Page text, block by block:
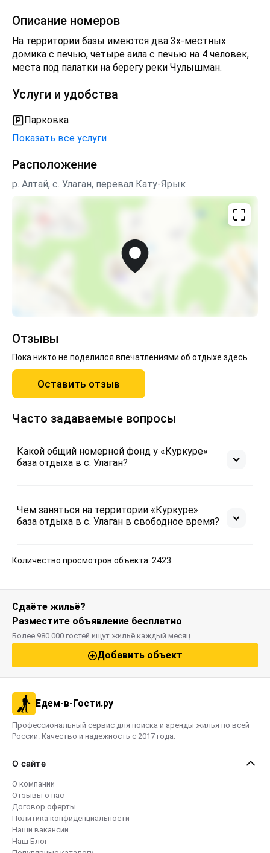
Описание номеров
На территории базы имеются два 3х-местных
домика с печью, четыре аила с печью на 4 человек,
места под палатки на берегу реки Чулышман.
Услуги и удобства
Парковка
Показать все услуги
Расположение
р. Алтай, с. Улаган, перевал Кату-Ярык
Отзывы
Пока никто не поделился впечатлениями об отдыхе здесь
Оставить отзыв
Часто задаваемые вопросы
Какой общий номерной фонд у «Куркуре»
база отдыха в с. Улаган?
Чем заняться на территории «Куркуре»
база отдыха в с. Улаган в свободное время?
Количество просмотров объекта: 2423
Сдаёте жильё?
Разместите объявление бесплатно
Более 980 000 гостей ищут жильё каждый месяц
Добавить объект
Едем-в-Гости.ру
Профессиональный сервис для поиска и аренды жилья по всей
России. Качество и надежность с 2017 года.
О сайте
О компании
Отзывы о нас
Договор оферты
Политика конфиденциальности
Наши вакансии
Наш Блог